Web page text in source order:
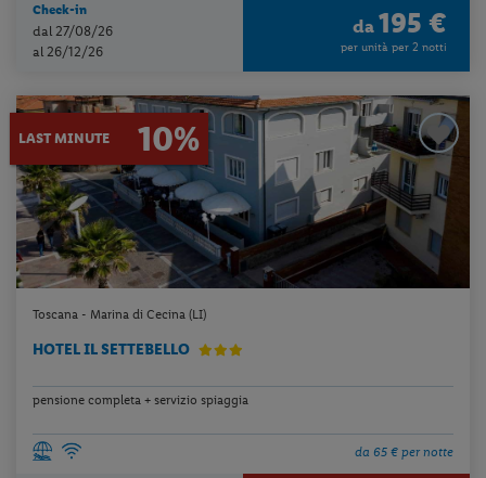
Check-in
dal 27/08/26
al 26/12/26
da 195 €
per unità per 2 notti
LAST MINUTE 10%
Toscana - Marina di Cecina (LI)
HOTEL IL SETTEBELLO
pensione completa + servizio spiaggia
da 65 € per notte